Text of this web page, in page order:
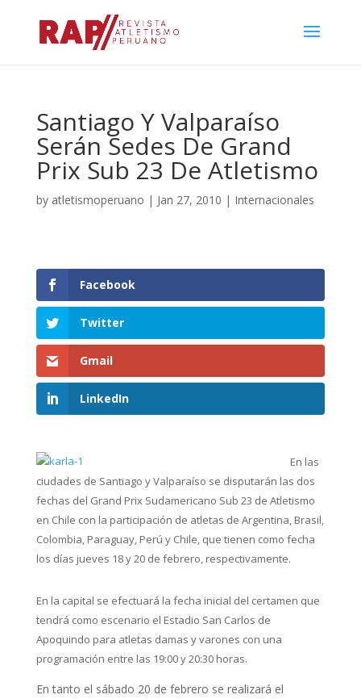
Santiago Y Valparaíso
Serán Sedes De Grand
Prix Sub 23 De Atletismo
by atletismoperuano | Jan 27, 2010 | Internacionales
Facebook
Twitter
Gmail
LinkedIn
En las
ciudades de Santiago y Valparaíso se disputarán las dos
fechas del Grand Prix Sudamericano Sub 23 de Atletismo
en Chile con la participación de atletas de Argentina, Brasil,
Colombia, Paraguay, Perú y Chile, que tienen como fecha
los días jueves 18 y 20 de febrero, respectivamente.
En la capital se efectuará la fecha inicial del certamen que
tendrá como escenario el Estadio San Carlos de
Apoquindo para atletas damas y varones con una
programación entre las 19:00 y 20:30 horas.
En tanto el sábado 20 de febrero se realizará el